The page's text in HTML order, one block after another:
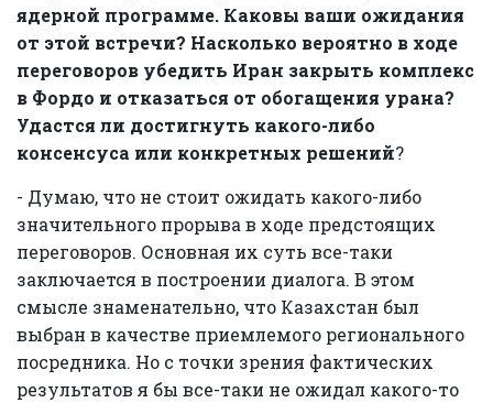
ядерной программе. Каковы ваши ожидания
от этой встречи? Насколько вероятно в ходе
переговоров убедить Иран закрыть комплекс
в Фордо и отказаться от обогащения урана?
Удастся ли достигнуть какого-либо
консенсуса или конкретных решений?
- Думаю, что не стоит ожидать какого-либо
значительного прорыва в ходе предстоящих
переговоров. Основная их суть все-таки
заключается в построении диалога. В этом
смысле знаменательно, что Казахстан был
выбран в качестве приемлемого регионального
посредника. Но с точки зрения фактических
результатов я бы все-таки не ожидал какого-то